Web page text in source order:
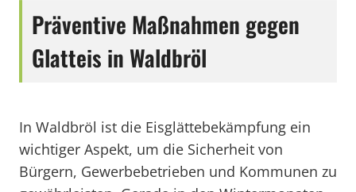
Präventive Maßnahmen gegen
Glatteis in Waldbröl
In Waldbröl ist die Eisglättebekämpfung ein
wichtiger Aspekt, um die Sicherheit von
Bürgern, Gewerbebetrieben und Kommunen zu